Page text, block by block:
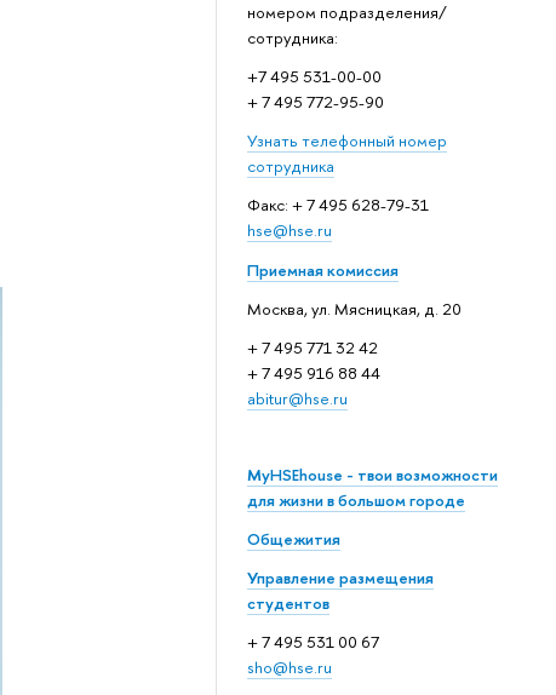
номером подразделения/
сотрудника:
+7 495 531-00-00
+ 7 495 772-95-90
Узнать телефонный номер
сотрудника
Факс: + 7 495 628-79-31
hse@hse.ru
Приемная комиссия
Москва, ул. Мясницкая, д. 20
+ 7 495 771 32 42
+ 7 495 916 88 44
abitur@hse.ru
MyHSEhouse - твои возможности
для жизни в большом городе
Общежития
Управление размещения
студентов
+ 7 495 531 00 67
sho@hse.ru